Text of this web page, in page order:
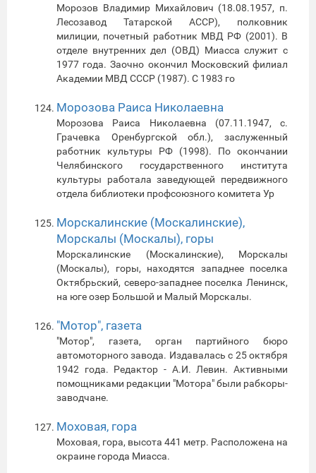
Морозов Владимир Михайлович (18.08.1957, п.
Лесозавод Татарской АССР), полковник
милиции, почетный работник МВД РФ (2001). В
отделе внутренних дел (ОВД) Миасса служит с
1977 года. Заочно окончил Московский филиал
Академии МВД СССР (1987). С 1983 го
Морозова Раиса Николаевна
Морозова Раиса Николаевна (07.11.1947, с.
Грачевка Оренбургской обл.), заслуженный
работник культуры РФ (1998). По окончании
Челябинского государственного института
культуры работала заведующей передвижного
отдела библиотеки профсоюзного комитета Ур
Морскалинские (Москалинские),
Морскалы (Москалы), горы
Морскалинские (Москалинские), Морскалы
(Москалы), горы, находятся западнее поселка
Октябрьский, северо-западнее поселка Ленинск,
на юге озер Большой и Малый Морскалы.
"Мотор", газета
"Мотор", газета, орган партийного бюро
автомоторного завода. Издавалась с 25 октября
1942 года. Редактор - А.И. Левин. Активными
помощниками редакции "Мотора" были рабкоры-
заводчане.
Моховая, гора
Моховая, гора, высота 441 метр. Расположена на
окраине города Миасса.